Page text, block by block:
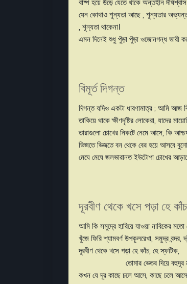
বাষ্প হয়ে উড়ে যেতে থাকে অন্তহীন দীর্ঘশ্বাস
যেন কোথাও শূন্যতা
, শূন্যতা থাকেনা।
এমন দিনেই শুধু পুঁড়া পুঁড়া
বিমূর্ত দিগন্ত
দিগন্ত যদিও একটা ধারণামাত্র ; আমি আজ
তাকিয়ে থাকে ক্ষীণদৃষ্টির লোকেরা, যাদের
তারাগুলো চোখের নিকটে নেমে আসে, কি
ভিজতে ভিজতে বন থেকে বের হয়ে আসবে
মেঘে মেঘে জলভারানত ইউটোপা চোখের
দূরবীণ থেকে খসে পড়া হে কাঁচ
আমি কি সমুদ্রে
খুঁজে ফিরি শ্যামবর্ণ উপকূলরেখা, সমুদ্র বন্দর,
দূরবীণ থেকে
তোমার ভেতর দিয়ে বহুদূর মুগ্ধ
কখন যে দূর কাছে চলে আসে, কাছে চলে আসে